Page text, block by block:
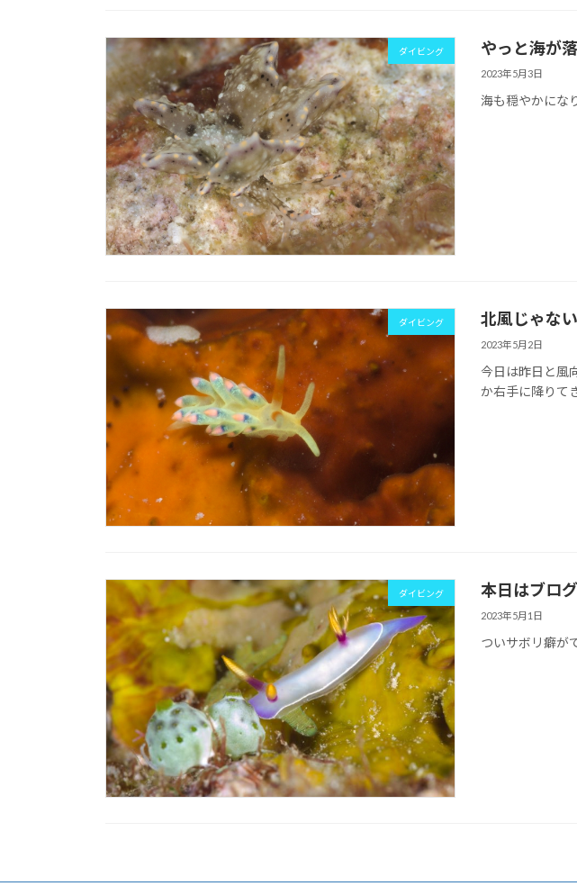
ダイビング やっと海が
2023年5月3日
海も穏やかにな
ダイビング 北風じゃな
2023年5月2日
今日は昨日と風
か右手に降りて
ダイビング 本日はブロ
2023年5月1日
ついサボリ癖が